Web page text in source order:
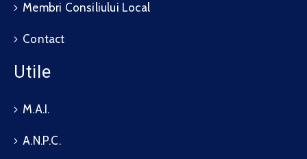
Membri Consiliului Local
Contact
Utile
M.A.I.
A.N.P.C.